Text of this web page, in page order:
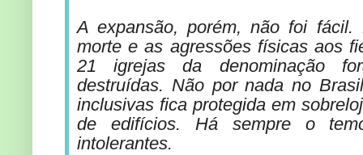
A expansão, porém, não foi fácil.
morte e as agressões físicas aos
21 igrejas da denominação
destruídas. Não por nada no
inclusivas fica protegida em
de edifícios. Há sempre o
intolerantes.